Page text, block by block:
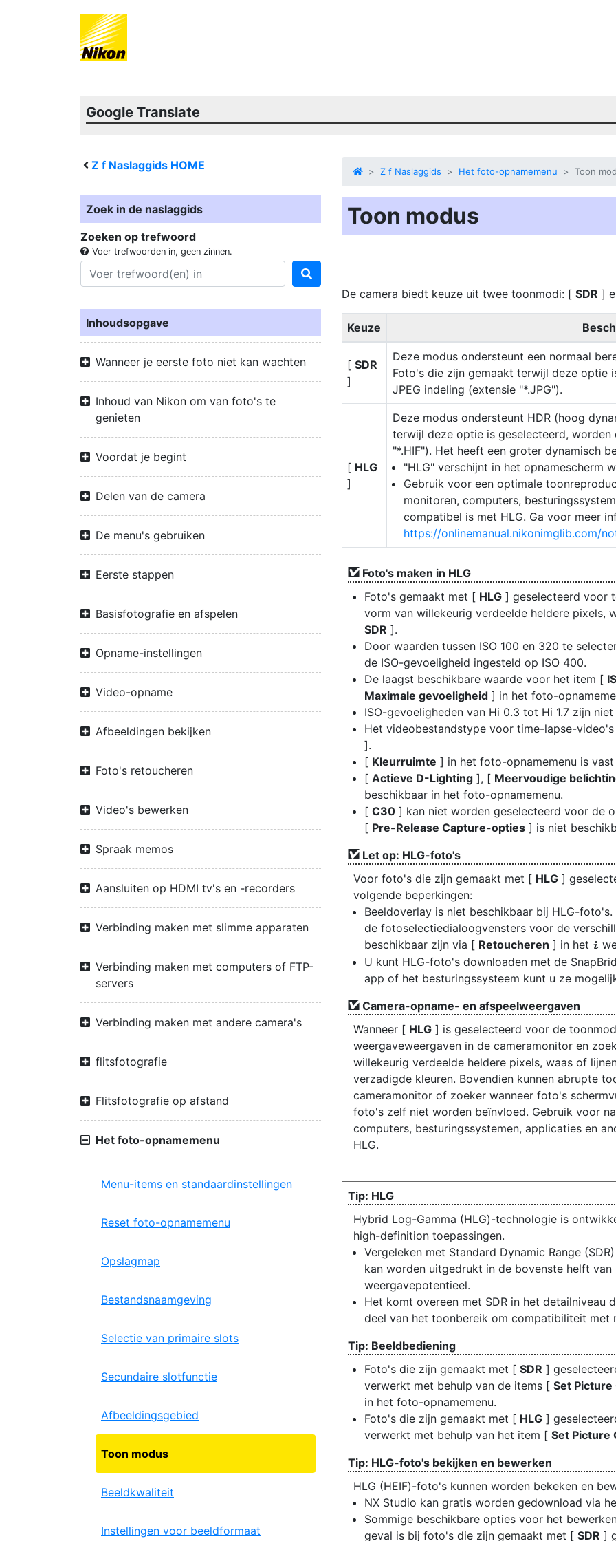
Google Translate
Z f Naslaggids HOME
Zoek in de naslaggids
Zoeken op trefwoord
Voer trefwoorden in, geen zinnen.
Inhoudsopgave
Wanneer je eerste foto niet kan wachten
Inhoud van Nikon om van foto's te
genieten
Voordat je begint
Delen van de camera
De menu's gebruiken
Eerste stappen
Basisfotografie en afspelen
Opname-instellingen
Video-opname
Afbeeldingen bekijken
Foto's retoucheren
Video's bewerken
Spraak memos
Aansluiten op HDMI tv's en -recorders
Verbinding maken met slimme apparaten
Verbinding maken met computers of FTP-
servers
Verbinding maken met andere camera's
flitsfotografie
Flitsfotografie op afstand
Het foto-opnamemenu
Menu-items en standaardinstellingen
Reset foto-opnamemenu
Opslagmap
Bestandsnaamgeving
Selectie van primaire slots
Secundaire slotfunctie
Afbeeldingsgebied
Toon modus
Beeldkwaliteit
Instellingen voor beeldformaat
Z f Naslaggids Het foto-opnamemenu Toon
Toon modus
De camera biedt keuze uit twee toonmodi: [ SDR ]
Keuze
[ SDR
]
Deze modus ondersteunt een normaal
Foto's die zijn gemaakt terwijl deze optie
JPEG indeling (extensie "*.JPG").
[ HLG
]
Deze modus ondersteunt HDR (hoog
terwijl deze optie is geselecteerd, worden
"*.HIF"). Het heeft een groter dynamisch
"HLG" verschijnt in het opnamescherm
Gebruik voor een optimale
monitoren, computers,
compatibel is met HLG. Ga voor meer
https://onlinemanual.nikonimglib.com/
Foto's maken in HLG
Foto's gemaakt met [ HLG ] geselecteerd voor
vorm van willekeurig verdeelde heldere pixels,
SDR ].
Door waarden tussen ISO 100 en 320 te
de ISO-gevoeligheid ingesteld op ISO 400.
De laagst beschikbare waarde voor het item [
Maximale gevoeligheid ] in het foto-
ISO-gevoeligheden van Hi 0.3 tot Hi 1.7 zijn
Het videobestandstype voor time-lapse-
].
[ Kleurruimte ] in het foto-opnamemenu is
[ Actieve D-Lighting ], [ Meervoudige
beschikbaar in het foto-opnamemenu.
[ C30 ] kan niet worden geselecteerd voor de
[ Pre-Release Capture-opties ] is niet
Let op: HLG-foto's
Voor foto's die zijn gemaakt met [ HLG ]
volgende beperkingen:
Beeldoverlay is niet beschikbaar bij HLG-
de fotoselectiedialoogvensters voor de
beschikbaar zijn via [ Retoucheren ] in het i
U kunt HLG-foto's downloaden met de
app of het besturingssysteem kunt u ze
Camera-opname- en afspeelweergaven
Wanneer [ HLG ] is geselecteerd voor de
weergaveweergaven in de cameramonitor en
willekeurig verdeelde heldere pixels, waas of
verzadigde kleuren. Bovendien kunnen abrupte
cameramonitor of zoeker wanneer foto's
foto's zelf niet worden beïnvloed. Gebruik voor
computers, besturingssystemen, applicaties en
HLG.
HLG
Hybrid Log-Gamma (HLG)-technologie is
high-definition toepassingen.
Vergeleken met Standard Dynamic Range
kan worden uitgedrukt in de bovenste helft
weergavepotentieel.
Het komt overeen met SDR in het
deel van het toonbereik om compatibiliteit met
Beeldbediening
Foto's die zijn gemaakt met [ SDR ]
verwerkt met behulp van de items [ Set
in het foto-opnamemenu.
Foto's die zijn gemaakt met [ HLG ]
verwerkt met behulp van het item [ Set Picture
HLG-foto's bekijken en bewerken
HLG (HEIF)-foto's kunnen worden bekeken en
NX Studio kan gratis worden gedownload via
Sommige beschikbare opties voor het
geval is bij foto's die zijn gemaakt met [ SDR ]